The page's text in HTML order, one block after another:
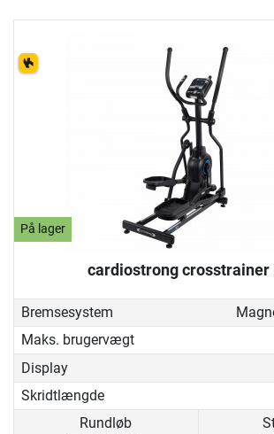
På lager
cardiostrong crosstrainer
Bremsesystem
Maks. brugervægt
Display
Skridtlængde
Rundløb